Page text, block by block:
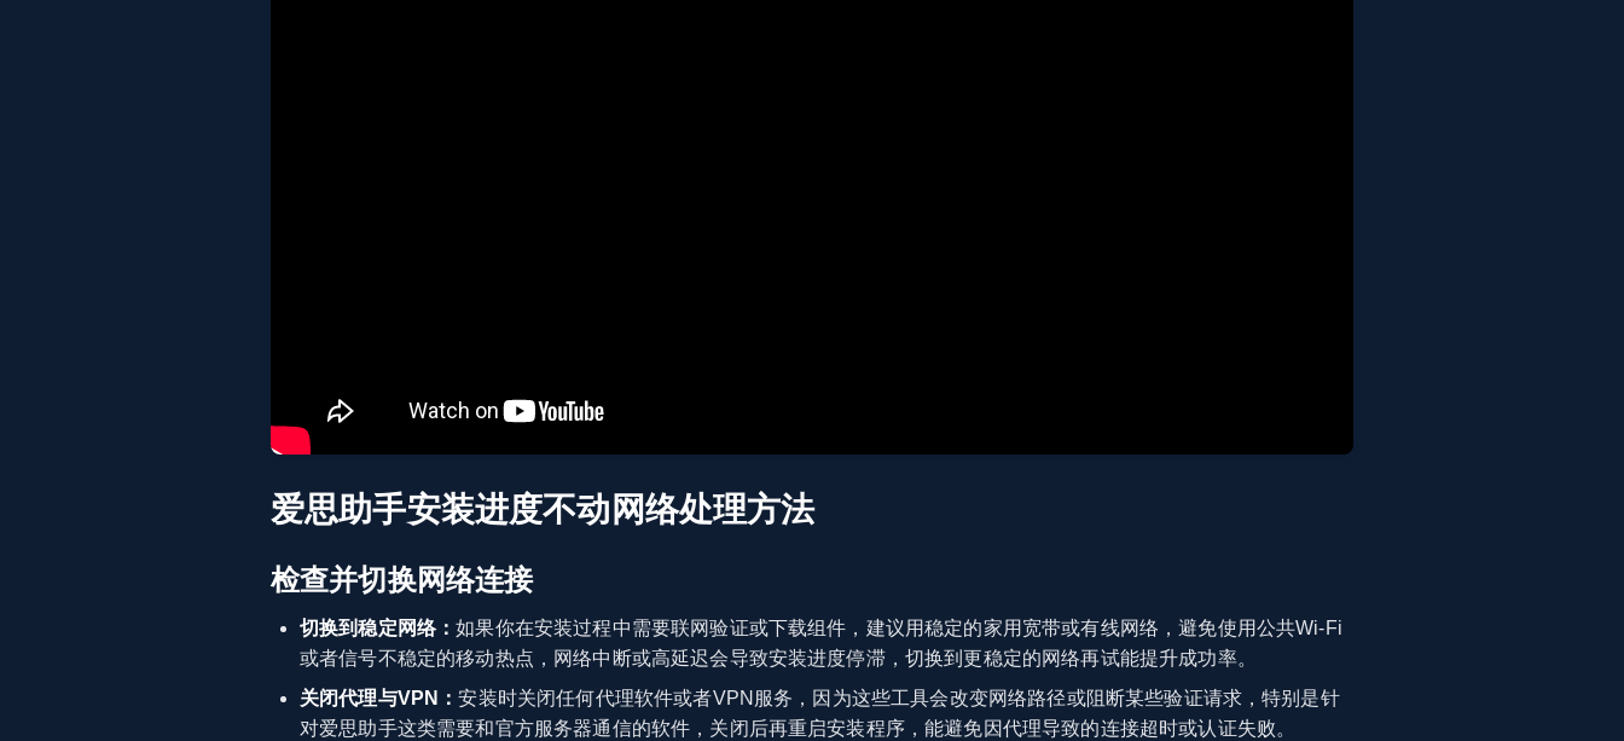
爱思助手安装进度不动网络处理方法
检查并切换网络连接
切换到稳定网络：如果你在安装过程中需要联网验证或下载组件，建议用稳定的家用宽带或有线网络，避免使用公共Wi-Fi
或者信号不稳定的移动热点，网络中断或高延迟会导致安装进度停滞，切换到更稳定的网络再试能提升成功率。
关闭代理与VPN：安装时关闭任何代理软件或者VPN服务，因为这些工具会改变网络路径或阻断某些验证请求，特别是针
对爱思助手这类需要和官方服务器通信的软件，关闭后再重启安装程序，能避免因代理导致的连接超时或认证失败。